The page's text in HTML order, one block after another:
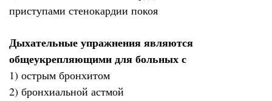
приступами стенокардии покоя
Дыхательные упражнения являются
общеукрепляющими для больных с
1) острым бронхитом
2) бронхиальной астмой